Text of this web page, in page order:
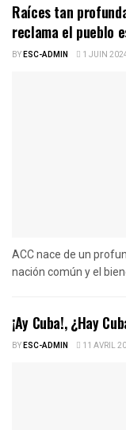
Raíces tan
reclama el pueblo
BYESC-ADMIN 1 JUIN
ACC nace de un
nación común y el
¡Ay Cuba!, ¿Hay
BYESC-ADMIN 11 AVRIL